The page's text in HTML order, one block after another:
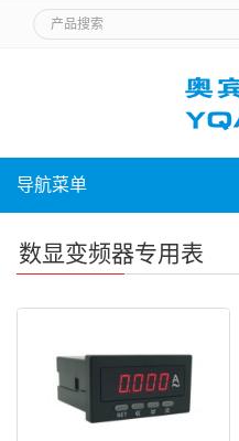
导航菜单
数显变频器专用表